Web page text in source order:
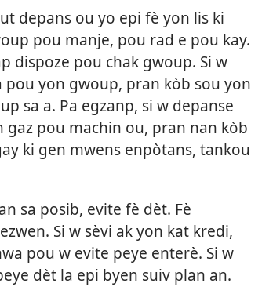
depans ou yo epi fè yon lis ki
pou manje, pou rad e pou kay.
dispoze pou chak gwoup. Si w
pou yon gwoup, pran kòb sou yon
sa a. Pa egzanp, si w depanse
gaz pou machin ou, pran nan kòb
ki gen mwens enpòtans, tankou
sa posib, evite fè dèt. Fè
Si w sèvi ak yon kat kredi,
pou w evite peye enterè. Si w
dèt la epi byen suiv plan an.